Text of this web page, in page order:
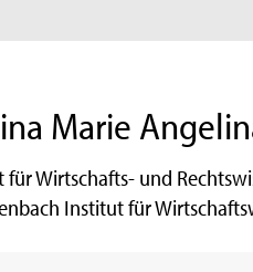
Marie
für Wirtschafts- und
Institut für